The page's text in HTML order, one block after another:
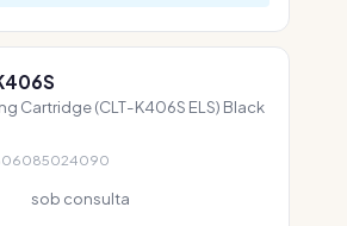
Cartridge (CLT-K406S ELS) Black
sob consulta